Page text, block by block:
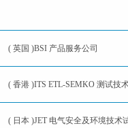
( 英国 )BSI 产品服务公司
( 香港 )ITS ETL-SEMKO 测试技
( 日本 )JET 电气安全及环境技术